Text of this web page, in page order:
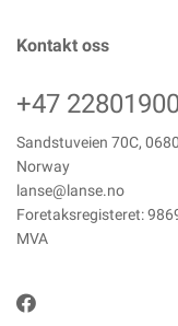
Kontakt oss
+47 22801900
Sandstuveien 70C,
Norway
lanse@lanse.no
Foretaksregisteret:
MVA